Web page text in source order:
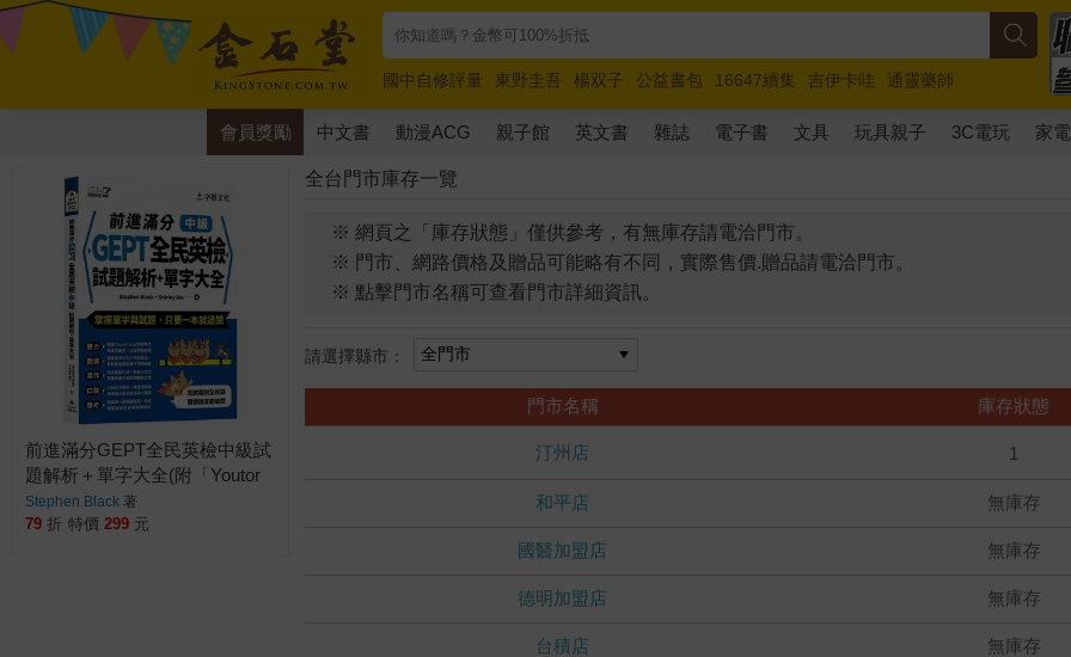
國中自修評量 東野圭吾 楊双子 公益書包 16647續集 吉伊卡哇
通靈藥師
唯紅花綻放
奧德賽 路邊攤新作 馬斯克 玩具總動員5 超慢跑
會員獎勵 中文書 動漫ACG 親子館 英文書 雜誌 電子書 文具 玩具親子 3C電玩 家電
全台門市庫存一覽
※ 網頁之「庫存狀態」僅供參考，有無庫存請電洽門市。
※ 門市、網路價格及贈品可能略有不同，實際售價.贈品請電洽門市。
※ 點擊門市名稱可查看門市詳細資訊。
請選擇縣市：
門市名稱 庫存狀態
汀州店 1
和平店 無庫存
國醫加盟店 無庫存
德明加盟店 無庫存
台積店 無庫存
前進滿分GEPT全民英檢中級試
題解析＋單字大全(附「Youtor
App」內含VRP虛擬點讀筆)
Stephen Black 著
79 折 特價 299 元